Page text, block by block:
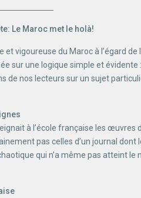
Le Maroc met le holà!
et vigoureuse du Maroc à l’égard
sur une logique simple et
de nos lecteurs sur un sujet
à l’école française les
pas celles d’un journal
qui n’a même pas atteint le